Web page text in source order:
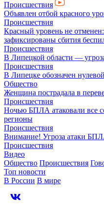
Происшествия
Объявлен отбой красного
Происшествия
Красный уровень не
зафиксированы сбития
Происшествия
В Липецкой области —
Происшествия
В Липецке обозначен
Общество
Женщина пострадала в
Происшествия
Ночью БПЛА атаковали все
регионы
Происшествия
Внимание! Угроза атаки
Происшествия
Видео
Общество Происшествия
Топ новости
В России В мире